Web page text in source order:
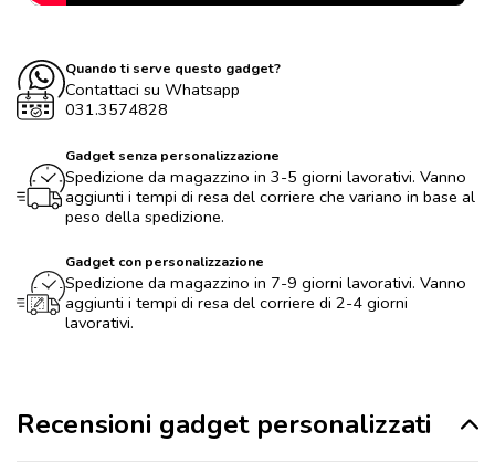
Quando ti serve questo gadget?
Contattaci su Whatsapp
031.3574828
Gadget senza personalizzazione
Spedizione da magazzino in 3-5 giorni lavorativi. Vanno
aggiunti i tempi di resa del corriere che variano in base al
peso della spedizione.
Gadget con personalizzazione
Spedizione da magazzino in 7-9 giorni lavorativi. Vanno
aggiunti i tempi di resa del corriere di 2-4 giorni
lavorativi.
Recensioni gadget personalizzati